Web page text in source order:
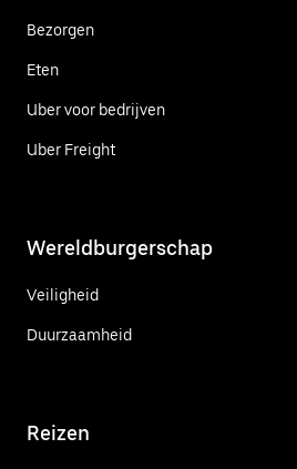
Bezorgen
Eten
Uber voor bedrijven
Uber Freight
Wereldburgerschap
Veiligheid
Duurzaamheid
Reizen